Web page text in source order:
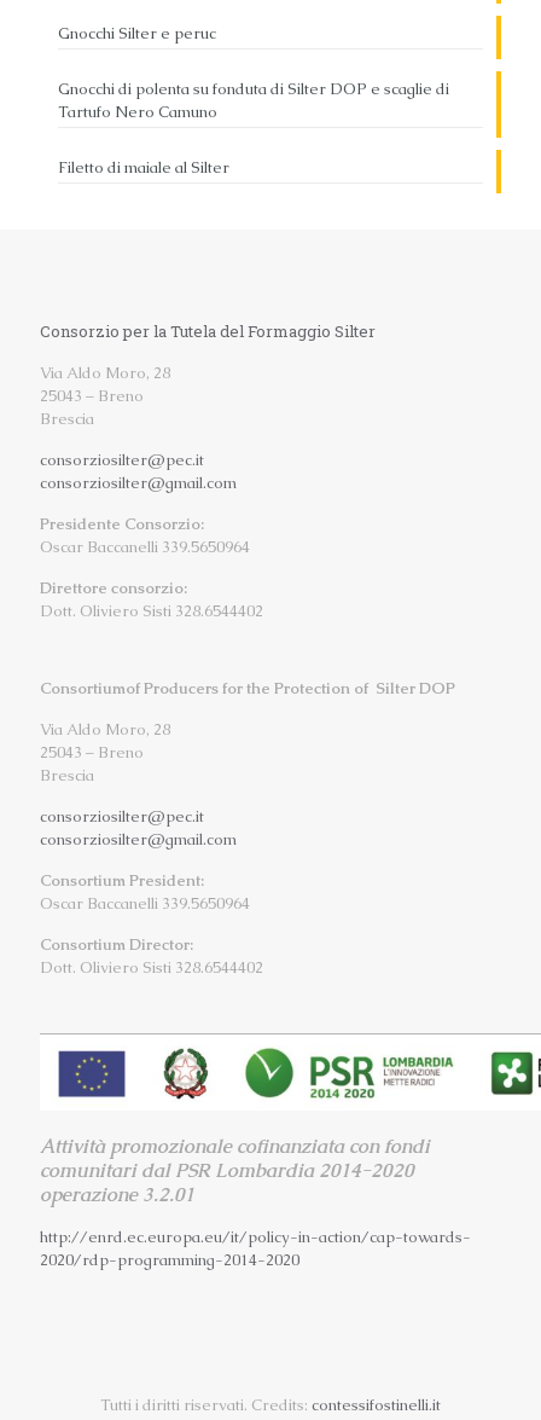
Gnocchi Silter e peruc
Gnocchi di polenta su fonduta di Silter DOP e scaglie di
Tartufo Nero Camuno
Filetto di maiale al Silter
Consorzio per la Tutela del Formaggio Silter
Via Aldo Moro, 28
25043 – Breno
Brescia
consorziosilter@pec.it
consorziosilter@gmail.com
Presidente Consorzio:
Oscar Baccanelli 339.5650964
Direttore consorzio:
Dott. Oliviero Sisti 328.6544402
Consortiumof Producers for the Protection of Silter DOP
Via Aldo Moro, 28
25043 – Breno
Brescia
consorziosilter@pec.it
consorziosilter@gmail.com
Consortium President:
Oscar Baccanelli 339.5650964
Consortium Director:
Dott. Oliviero Sisti 328.6544402
Attività promozionale cofinanziata con fondi
comunitari dal PSR Lombardia 2014-2020
operazione 3.2.01
http://enrd.ec.europa.eu/it/policy-in-action/cap-towards-
2020/rdp-programming-2014-2020
Tutti i diritti riservati. Credits: contessifostinelli.it